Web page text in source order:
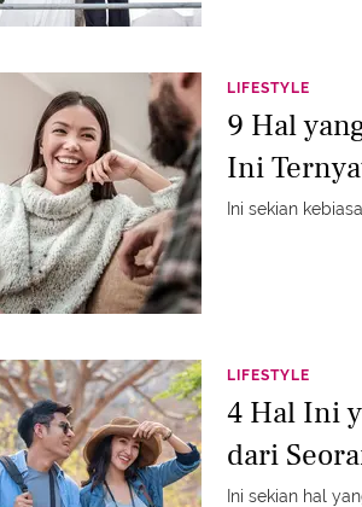
LIFESTYLE
9 Hal
Ini
Ini sekian
LIFESTYLE
4 Hal Ini
dari
Ini sekian hal